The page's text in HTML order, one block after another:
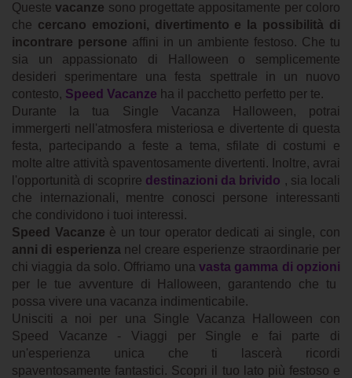
Questevacanze sono progettate appositamente per coloro
che cercano emozioni, divertimento e la possibilità di
incontrare persone affini in un ambiente festoso. Che tu
sia un appassionato di Halloween o semplicemente
desideri sperimentare una festa spettrale in un nuovo
contesto, Speed Vacanze ha il pacchetto perfetto per te.
Durante la tua Single Vacanza Halloween, potrai
immergerti nell'atmosfera misteriosa e divertente di questa
festa, partecipando a feste a tema, sfilate di costumi e
molte altre attività spaventosamente divertenti. Inoltre, avrai
l'opportunità di scoprire destinazioni da brivido , sia locali
che internazionali, mentre conosci persone interessanti
che condividono i tuoi interessi.
Speed Vacanze è un tour operator dedicati ai single, con
anni di esperienza nel creare esperienze straordinarie per
chi viaggia da solo. Offriamo una vasta gamma di opzioni
per le tue avventure di Halloween, garantendo che tu
possa vivere una vacanza indimenticabile.
Unisciti a noi per una Single Vacanza Halloween con
Speed Vacanze - Viaggi per Single e fai parte di
un'esperienza unica che ti lascerà ricordi
spaventosamente fantastici. Scopri il tuo lato più festoso e